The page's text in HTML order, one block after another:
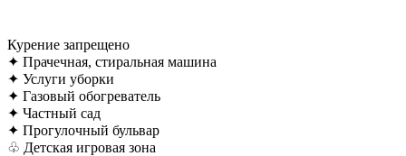
Курение запрещено
✦ Прачечная, стиральная машина
✦ Услуги уборки
✦ Газовый обогреватель
✦ Частный сад
✦ Прогулочный бульвар
♧ Детская игровая зона